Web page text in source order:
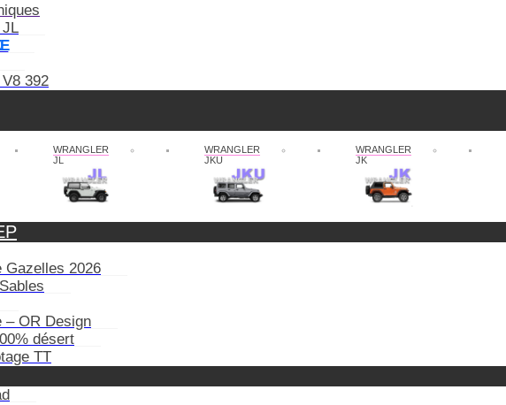
392
WRANGLER
JL
WRANGLER
JKU
WRANGLER
JK
Gazelles 2026
– OR Design
désert
TT